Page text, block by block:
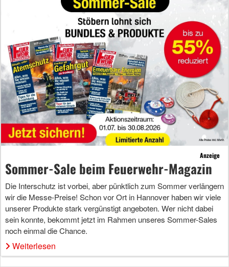
Anzeige
Sommer-Sale beim Feuerwehr-Magazin
Die Interschutz ist vorbei, aber pünktlich zum Sommer verlängern
wir die Messe-Preise! Schon vor Ort in Hannover haben wir viele
unserer Produkte stark vergünstigt angeboten. Wer nicht dabei
sein konnte, bekommt jetzt im Rahmen unseres Sommer-Sales
noch einmal die Chance.
Weiterlesen